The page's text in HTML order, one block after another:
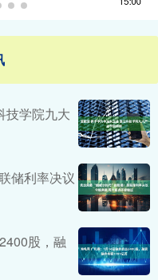
技学院九大
储利率决议
股，融